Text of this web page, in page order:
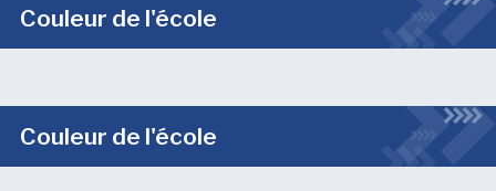
Couleur de l'école
Couleur de l'école